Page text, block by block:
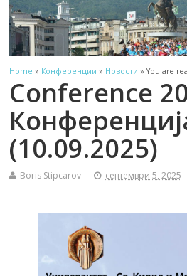
Home » Конференции » Новости » You are
Conference
(10.09.2025)
Boris Stipcarov септември 5, 2025